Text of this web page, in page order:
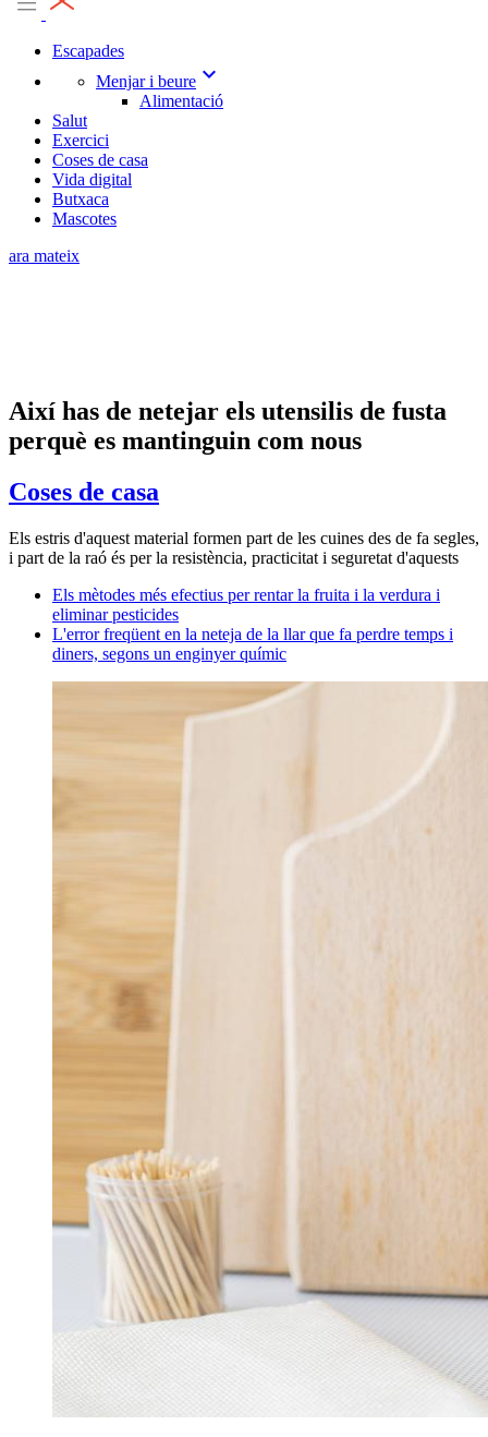
Escapades
Menjar i beure expand_more
Alimentació
Salut
Exercici
Coses de casa
Vida digital
Butxaca
Mascotes
ara mateix
Així has de netejar els utensilis de fusta
perquè es mantinguin com nous
Coses de casa
Els estris d'aquest material formen part de les cuines des de fa segles,
i part de la raó és per la resistència, practicitat i seguretat d'aquests
Els mètodes més efectius per rentar la fruita i la verdura i
eliminar pesticides
L'error freqüent en la neteja de la llar que fa perdre temps i
diners, segons un enginyer químic